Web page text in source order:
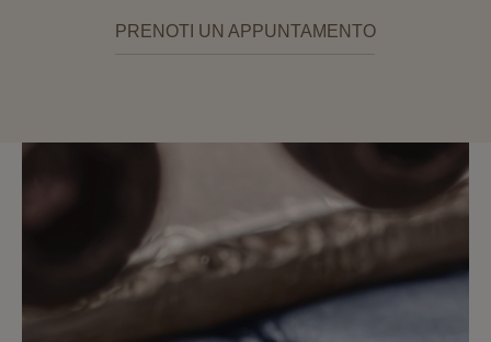
PRENOTI UN APPUNTAMENTO